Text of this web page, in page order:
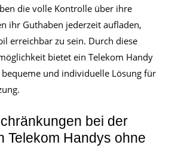
die volle Kontrolle über ihre
ihr Guthaben jederzeit aufladen,
erreichbar zu sein. Durch diese
bietet ein Telekom Handy
und individuelle Lösung für
bei der
Telekom Handys ohne